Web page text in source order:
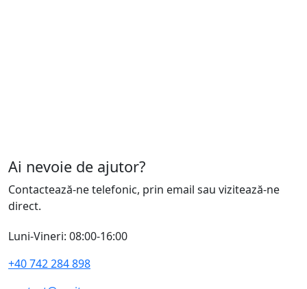
Ai nevoie de ajutor?
Contactează-ne telefonic, prin email sau vizitează-ne
direct.
Luni-Vineri: 08:00-16:00
+40 742 284 898